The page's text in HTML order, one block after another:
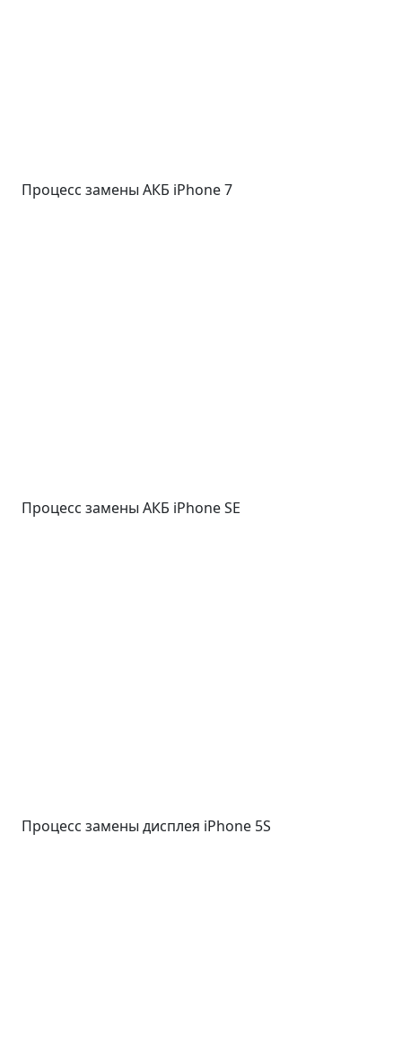
Процесс замены АКБ iPhone 7
Процесс замены АКБ iPhone SE
Процесс замены дисплея iPhone 5S